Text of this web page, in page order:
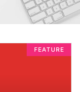
FEATURE